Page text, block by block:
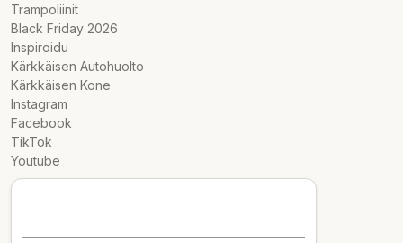
Trampoliinit
Black Friday 2026
Inspiroidu
Kärkkäisen Autohuolto
Kärkkäisen Kone
Instagram
Facebook
TikTok
Youtube